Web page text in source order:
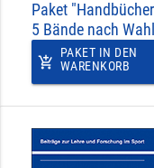
Paket
5 Bände nach
add_shopping_cart
PAKET IN DEN
WARENKORB